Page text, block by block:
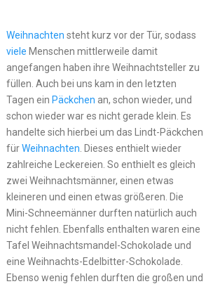
Weihnachten steht kurz vor der Tür, sodass
viele Menschen mittlerweile damit
angefangen haben ihre Weihnachtsteller zu
füllen. Auch bei uns kam in den letzten
Tagen ein Päckchen an, schon wieder, und
schon wieder war es nicht gerade klein. Es
handelte sich hierbei um das Lindt-Päckchen
fürWeihnachten . Dieses enthielt wieder
zahlreiche Leckereien. So enthielt es gleich
zwei Weihnachtsmänner, einen etwas
kleineren und einen etwas größeren. Die
Mini-Schneemänner durften natürlich auch
nicht fehlen. Ebenfalls enthalten waren eine
Tafel Weihnachtsmandel-Schokolade und
eine Weihnachts-Edelbitter-Schokolade.
Ebenso wenig fehlen durften die großen und